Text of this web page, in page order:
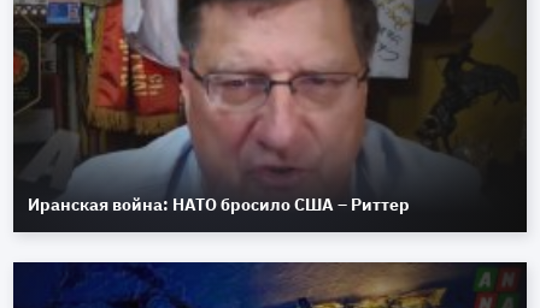
Иранская война: НАТО бросило США – Риттер